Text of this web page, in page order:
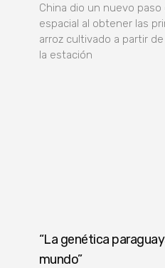
China dio un nuevo
espacial al obtener las
arroz cultivado a partir
la estación
“La genética
mundo”